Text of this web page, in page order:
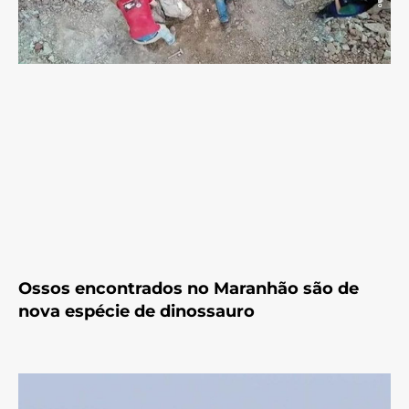
Ossos encontrados no Maranhão são de
nova espécie de dinossauro